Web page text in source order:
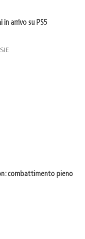
in arrivo su PS5
combattimento pieno